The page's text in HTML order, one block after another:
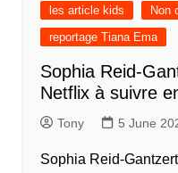
les article kids Non
reportage Tiana Ema
Sophia Reid-
Netflix à suivre
Tony 5 June
Sophia Reid-